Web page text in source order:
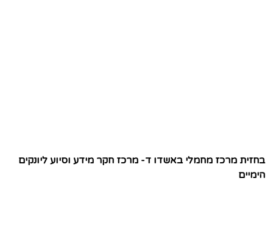
בחזית מרכז מחמלי באשדו ד- מרכז חקר מידע וסיוע ליונקים
הימיים